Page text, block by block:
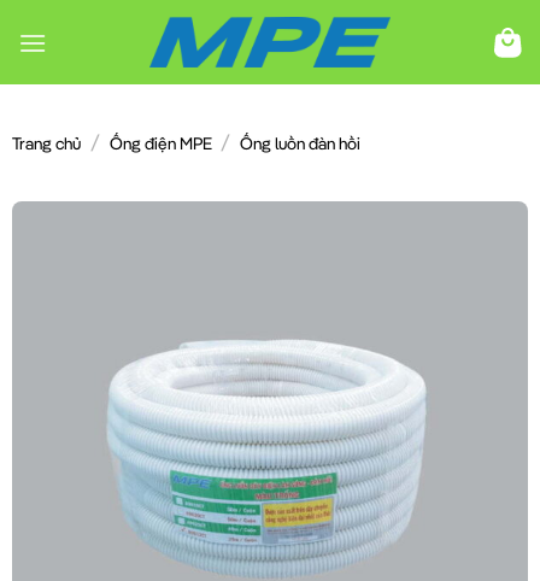
đến
Trang chủ / Ống điện MPE / Ống luồn đàn hồi